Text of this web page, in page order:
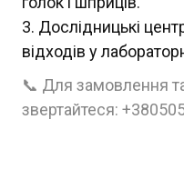
Дослідницькі
відходів у
📞 Для замовлення
звертайтеся: